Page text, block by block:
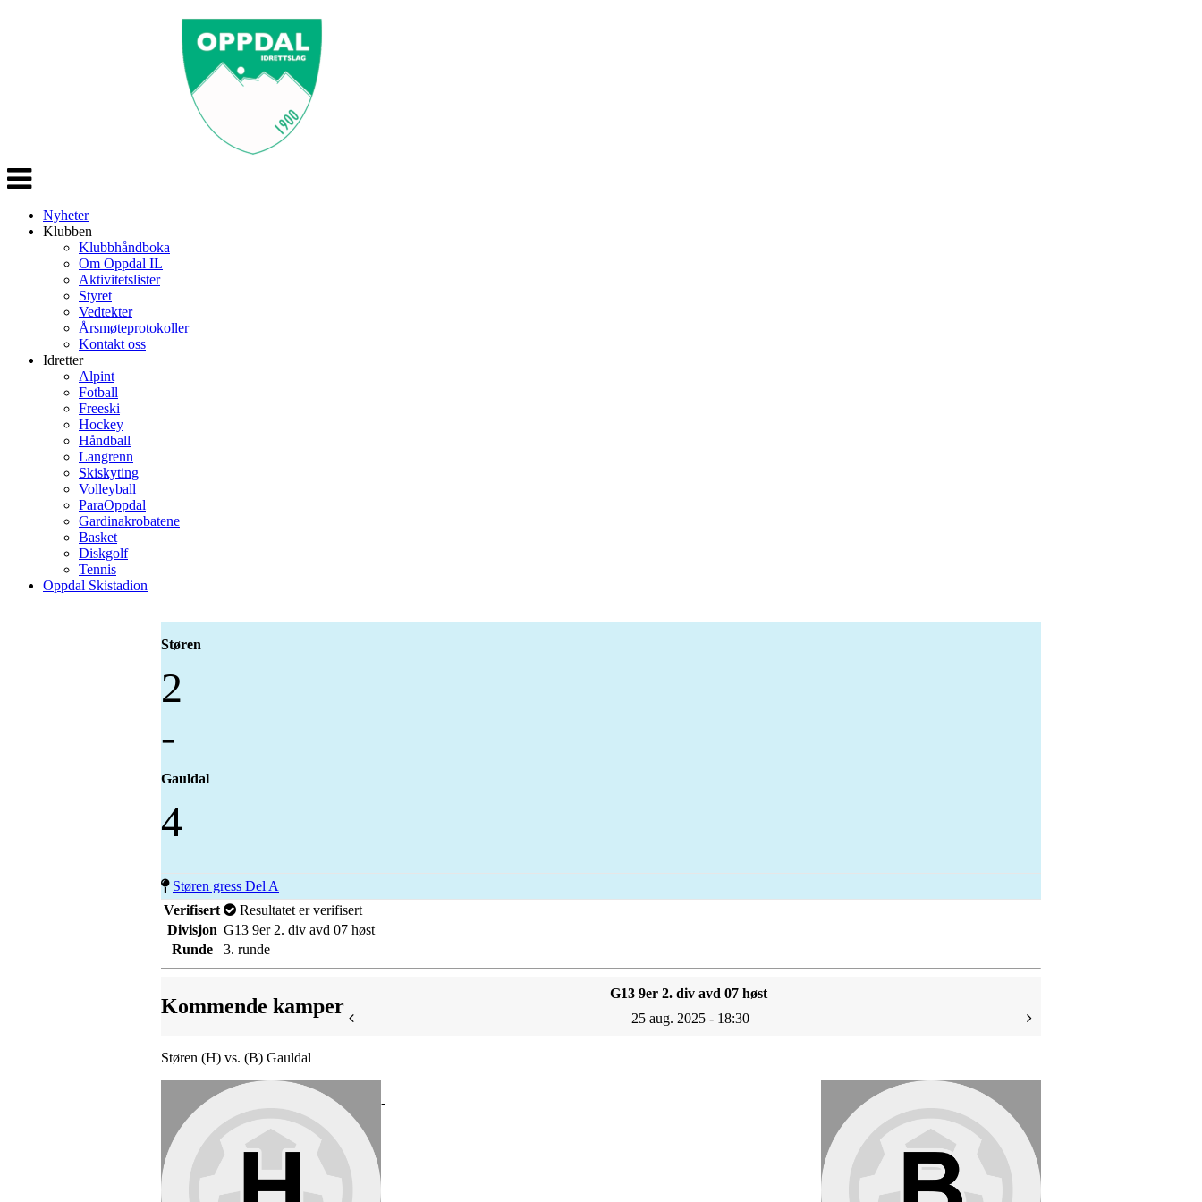
Veksle
navigasjon
Nyheter
Klubben
Klubbhåndboka
Om Oppdal IL
Aktivitetslister
Styret
Vedtekter
Årsmøteprotokoller
Kontakt oss
Idretter
Alpint
Fotball
Freeski
Hockey
Håndball
Langrenn
Skiskyting
Volleyball
ParaOppdal
Gardinakrobatene
Basket
Diskgolf
Tennis
Oppdal Skistadion
Støren
2
-
Gauldal
4
Støren gress Del A
Verifisert
Resultatet er verifisert
Divisjon G13 9er 2. div avd 07 høst
Runde
3. runde
Kommende kamper
G13 9er 2. div avd 07 høst
25 aug. 2025 - 18:30
Støren (H) vs. (B) Gauldal
-